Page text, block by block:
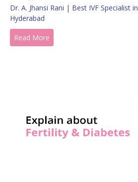
Dr. A. Jhansi Rani | Best IVF Specialist in
Hyderabad
Read More